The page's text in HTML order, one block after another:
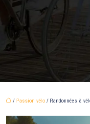
/ Passion vélo / Randonnées à